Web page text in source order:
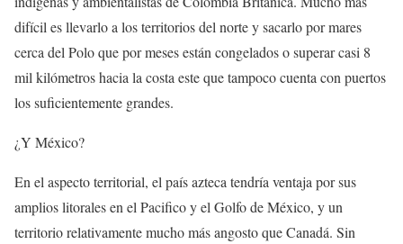
difícil es llevarlo a los territorios del norte y sacarlo por mares
cerca del Polo que por meses están congelados o superar casi 8
mil kilómetros hacia la costa este que tampoco cuenta con puertos
los suficientemente grandes.
¿Y México?
En el aspecto territorial, el país azteca tendría ventaja por sus
amplios litorales en el Pacifico y el Golfo de México, y un
territorio relativamente mucho más angosto que Canadá. Sin